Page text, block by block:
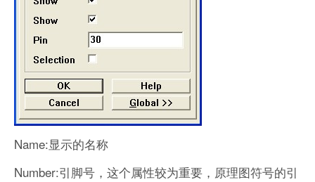
Name:显示的名称
Number:引脚号，这个属性较为重要，原理图符号的引